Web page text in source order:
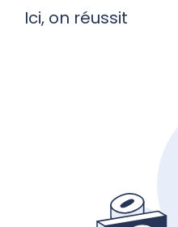
Ici, on réussit